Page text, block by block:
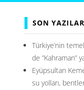
SON YAZILAR
Türkiye’nin
de ”Kahraman”
Eyüpsultan
su yolları,